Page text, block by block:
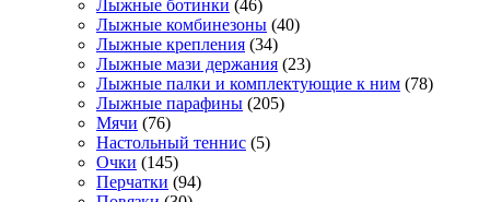
Лыжные ботинки (46)
Лыжные комбинезоны (40)
Лыжные крепления (34)
Лыжные мази держания (23)
Лыжные палки и комплектующие к ним (78)
Лыжные парафины (205)
Мячи (76)
Настольный теннис (5)
Очки (145)
Перчатки (94)